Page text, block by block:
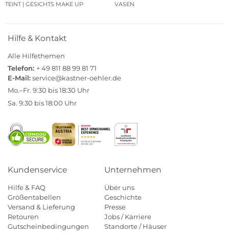
TEINT | GESICHTS MAKE UP
VASEN
Hilfe & Kontakt
Alle Hilfethemen
Telefon: + 49 811 88 99 81 71
E-Mail:service@kastner-oehler.de
Mo.–Fr. 9:30 bis 18:30 Uhr
Sa. 9:30 bis 18:00 Uhr
Kundenservice
Hilfe & FAQ
Größentabellen
Versand & Lieferung
Retouren
Gutscheinbedingungen
Unternehmen
Über uns
Geschichte
Presse
Jobs / Karriere
Standorte / Häuser